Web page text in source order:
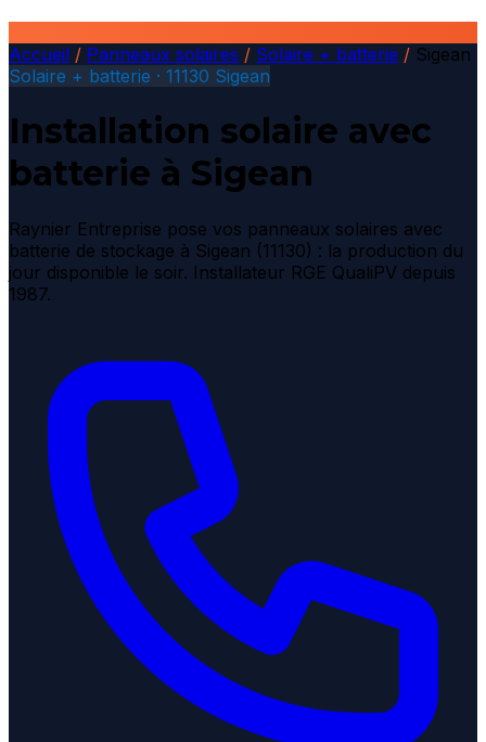
Accueil / Panneaux solaires / Solaire + batterie / Sigean
Solaire + batterie · 11130 Sigean
Installation solaire avec
batterie à Sigean
Raynier Entreprise pose vos panneaux solaires avec
batterie de stockage à Sigean (11130) : la production du
jour disponible le soir. Installateur RGE QualiPV depuis
1987.